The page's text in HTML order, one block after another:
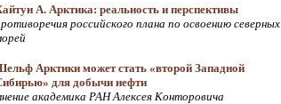
А. Арктика: реальность и перспективы
российского плана по освоению северных
Арктики может стать «второй Западной
для добычи нефти
академика РАН Алексея Конторовича